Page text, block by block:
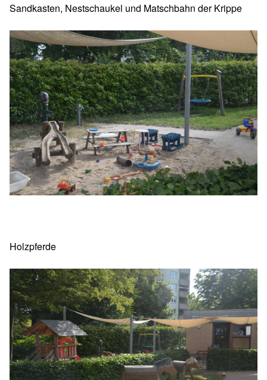
Sandkasten, Nestschaukel und Matschbahn der Krippe
Holzpferde